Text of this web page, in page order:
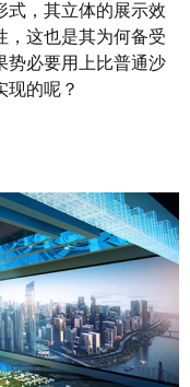
式，其立体的展示效
，这也是其为何备受
势必要用上比普通沙
现的呢？
解答
知识